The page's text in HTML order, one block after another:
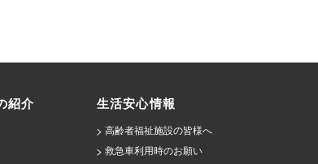
紹介 生活安心情報
高齢者福祉施設の皆様へ
救急車利用時のお願い